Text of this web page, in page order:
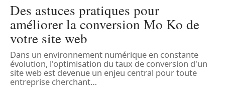
Des astuces pratiques pour
améliorer la conversion Mo Ko de
votre site web
Dans un environnement numérique en constante
évolution, l'optimisation du taux de conversion d'un
site web est devenue un enjeu central pour toute
entreprise cherchant…